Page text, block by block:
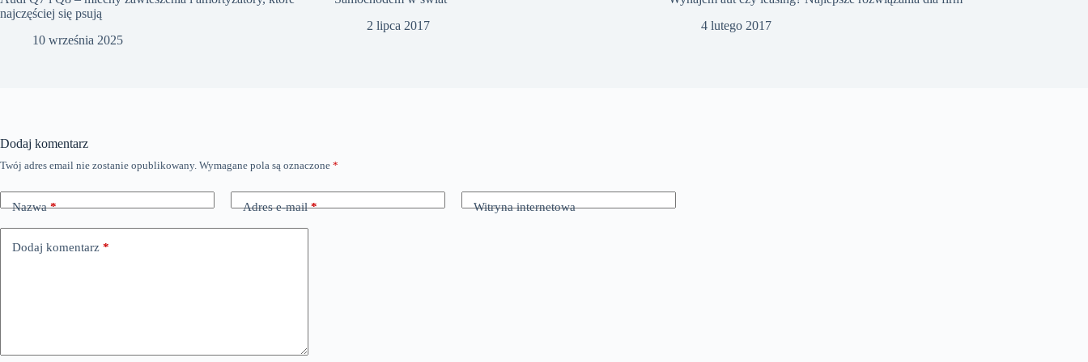
najczęściej się psują
10 września 2025
2 lipca 2017
4 lutego 2017
Dodaj komentarz
Twój adres email nie zostanie opublikowany. Wymagane pola są oznaczone *
Nazwa* Adres e-mail* Witryna internetowa
Dodaj komentarz *